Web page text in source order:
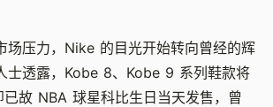
场压力，Nike 的目光开始转向曾经的辉
士透露，Kobe 8、Kobe 9 系列鞋款将
故 NBA 球星科比生日当天发售，曾